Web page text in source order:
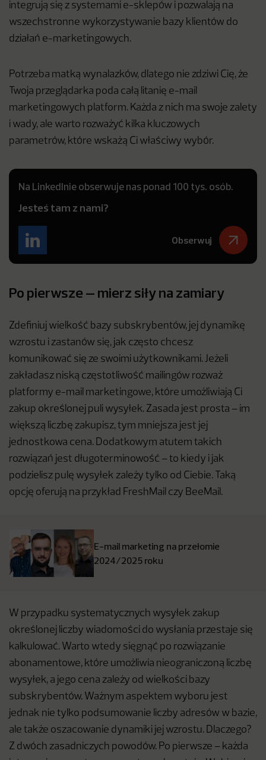
integrują się z systemami e-sklepów i pozwalają na
wszechstronne wykorzystywanie bazy klientów do
działań e-marketingowych.
Potrzeba matką wynalazków, dlatego nie zdziwi Cię, że
Twoja przeglądarka poda całą litanię e-mail
marketingowych platform. Każda z nich ma swoje zalety
i wady, ale warto rozważyć kilka kluczowych
parametrów, które wskażą Ci właściwy wybór.
Na LinkedInie obserwuje nas ponad 100 tys. osób.
Jesteś tam z nami?
Obserwuj
Po pierwsze – mierz siły na zamiary
Zdefiniuj wielkość bazy subskrybentów, jej dynamikę
wzrostu i zastanów się, jak często chcesz
komunikować się ze swoimi użytkownikami. Jeżeli
zakładasz niską częstotliwość mailingów rozważ
platformy e-mail marketingowe, które umożliwiają Ci
zakup określonej puli wysyłek. Zasada jest prosta – im
większą liczbę zakupisz, tym mniejsza jest jej
jednostkowa cena. Dodatkowym atutem takich
rozwiązań jest długoterminowość – to kiedy i jak
podzielisz pulę wysyłek zależy tylko od Ciebie. Taką
opcję oferują na przykład FreshMail czy BeeMail.
E-mail marketing na przełomie
2024/2025 roku
W przypadku systematycznych wysyłek zakup
określonej liczby wiadomości do wysłania przestaje się
kalkulować. Warto wtedy sięgnąć po rozwiązanie
abonamentowe, które umożliwia nieograniczoną liczbę
wysyłek, a jego cena zależy od wielkości bazy
subskrybentów. Ważnym aspektem wyboru jest
jednak nie tylko podsumowanie liczby adresów w bazie,
ale także oszacowanie dynamiki jej wzrostu. Dlaczego?
Z dwóch zasadniczych powodów. Po pierwsze – każda